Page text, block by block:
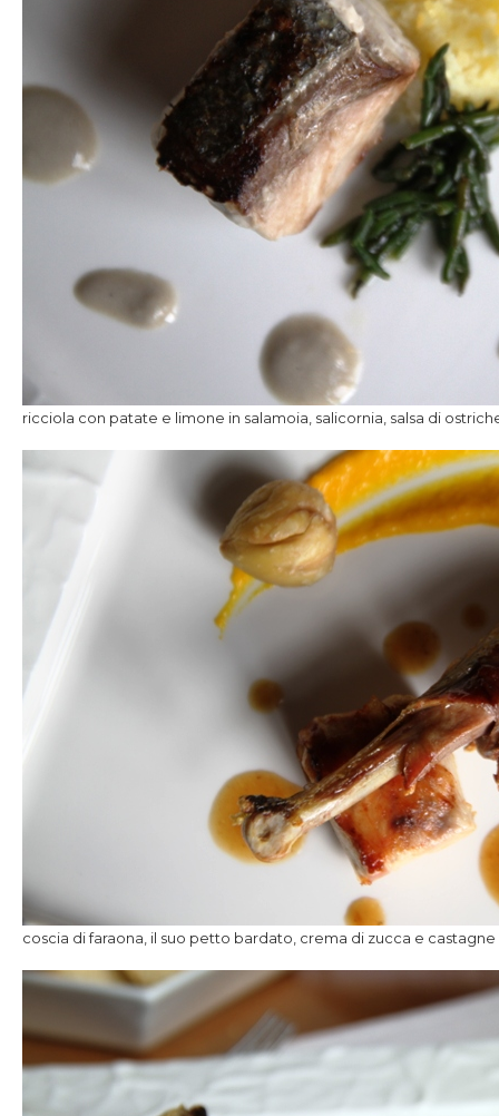
ricciola con patate e limone in salamoia, salicornia, salsa di
coscia di faraona, il suo petto bardato, crema di zucca e castagne